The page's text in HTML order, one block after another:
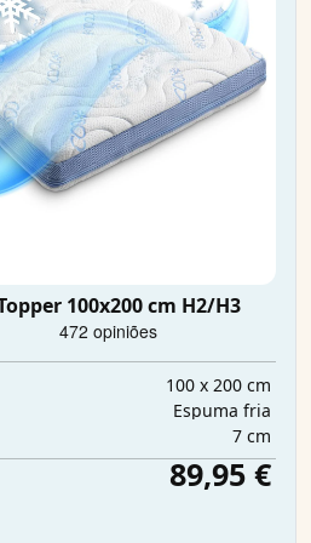
100x200 cm H2/H3
100 x 200 cm
Espuma fria
7 cm
89,95 €